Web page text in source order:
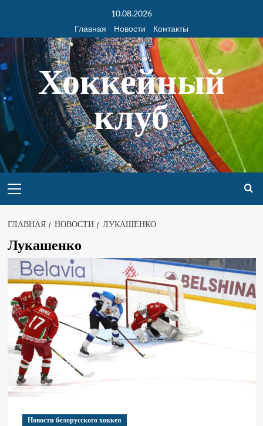
10.08.2026
Главная
Новости Контакты
Хоккейный
клуб
ГЛАВНАЯ НОВОСТИ ЛУКАШЕНКО
Лукашенко
Новости белорусского хоккея